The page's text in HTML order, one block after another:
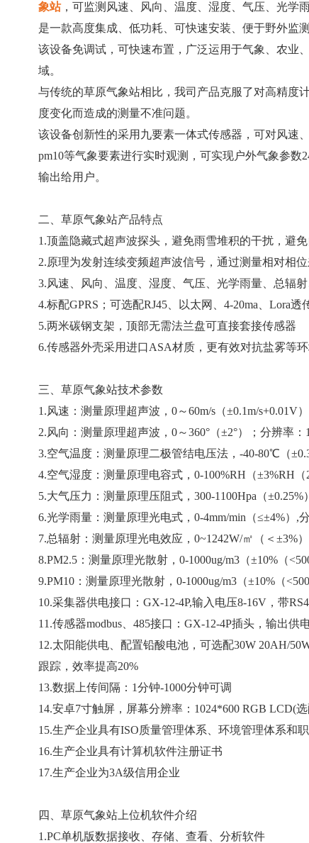
象站，可监测风速、风向、温度、湿度、气压、光学
是一款高度集成、低功耗、可快速安装、便于野外监
该设备免调试，可快速布置，广泛运用于气象、农业
域。
与传统的草原气象站相比，我司产品克服了对高精度
度变化而造成的测量不准问题。
该设备创新性的采用九要素一体式传感器，可对风速
pm10等气象要素进行实时观测，可实现户外气象参
输出给用户。
二、草原气象站产品特点
1.顶盖隐藏式超声波探头，避免雨雪堆积的干扰，避
2.原理为发射连续变频超声波信号，通过测量相对相
3.风速、风向、温度、湿度、气压、光学雨量、总辐
4.标配GPRS；可选配RJ45、以太网、4-20ma、Lora
5.两米碳钢支架，顶部无需法兰盘可直接套接传感器
6.传感器外壳采用进口ASA材质，更有效对抗盐雾等
三、草原气象站技术参数
1.风速：测量原理超声波，0～60m/s（±0.1m/s+0.01V）
2.风向：测量原理超声波，0～360°（±2°）；分辨率：
3.空气温度：测量原理二极管结电压法，-40-80℃（
4.空气湿度：测量原理电容式，0-100%RH（±3%RH（
5.大气压力：测量原理压阻式，300-1100Hpa（±0.25%
6.光学雨量：测量原理光电式，0-4mm/min（≤±4%）,分
7.总辐射：测量原理光电效应，0~1242W/㎡（＜±3%
8.PM2.5：测量原理光散射，0-1000ug/m3（±10%（
9.PM10：测量原理光散射，0-1000ug/m3（±10%（
10.采集器供电接口：GX-12-4P,输入电压8-16V，带
11.传感器modbus、485接口：GX-12-4P插头，输出
12.太阳能供电、配置铅酸电池，可选配30W 20AH/
跟踪，效率提高20%
13.数据上传间隔：1分钟-1000分钟可调
14.安卓7寸触屏，屏幕分辨率：1024*600 RGB LCD(
15.生产企业具有ISO质量管理体系、环境管理体系和
16.生产企业具有计算机软件注册证书
17.生产企业为3A级信用企业
四、草原气象站上位机软件介绍
1.PC单机版数据接收、存储、查看、分析软件